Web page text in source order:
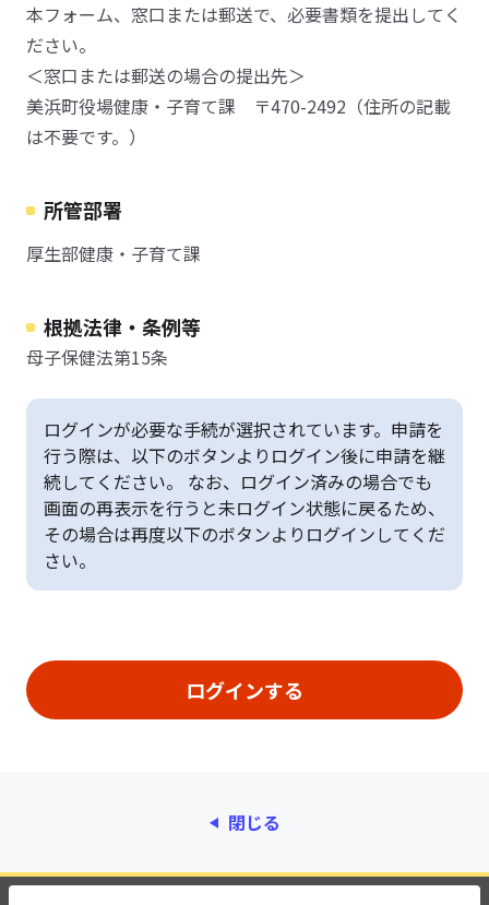
本フォーム、窓口または郵送で、必要書類を提出してく
ださい。
＜窓口または郵送の場合の提出先＞
美浜町役場健康・子育て課 〒470-2492（住所の記載
は不要です。）
所管部署
厚生部健康・子育て課
根拠法律・条例等
母子保健法第15条
ログインが必要な手続が選択されています。申請を
行う際は、以下のボタンよりログイン後に申請を継
続してください。 なお、ログイン済みの場合でも
画面の再表示を行うと未ログイン状態に戻るため、
その場合は再度以下のボタンよりログインしてくだ
さい。
閉じる